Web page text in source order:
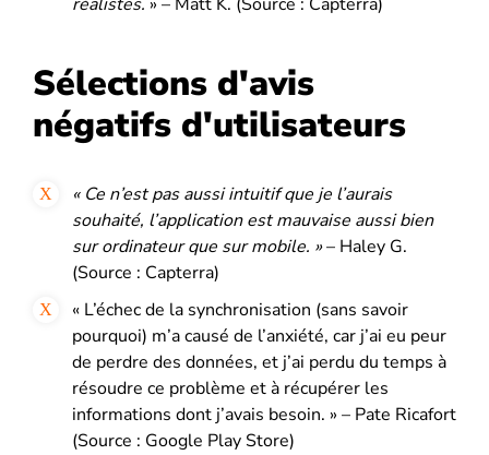
Sélections d'avis
négatifs d'utilisateurs
« Ce n’est pas aussi intuitif que je l’aurais
souhaité, l’application est mauvaise aussi bien
sur ordinateur que sur mobile. »– Haley G.
(Source : Capterra)
« L’échec de la synchronisation (sans savoir
pourquoi) m’a causé de l’anxiété, car j’ai eu peur
de perdre des données, et j’ai perdu du temps à
résoudre ce problème et à récupérer les
informations dont j’avais besoin. » – Pate Ricafort
(Source : Google Play Store)